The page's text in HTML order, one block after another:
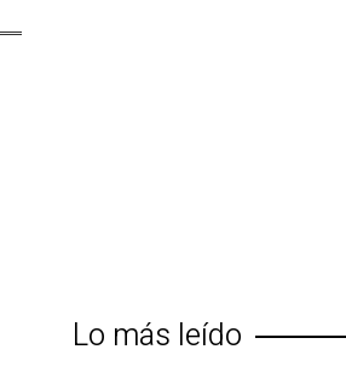
Lo más leído